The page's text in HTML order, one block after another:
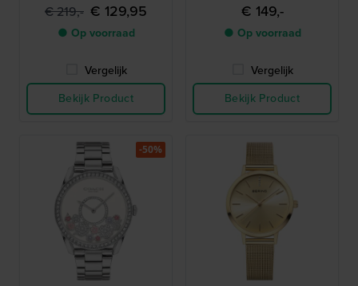
€ 219,- € 129,95
● Op voorraad
Vergelijk
Bekijk Product
€ 149,-
● Op voorraad
Vergelijk
Bekijk Product
-50%